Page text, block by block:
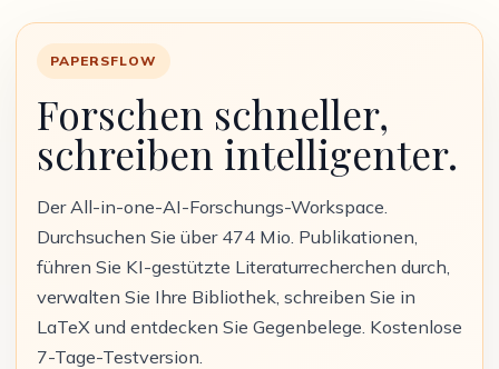
PAPERSFLOW
Forschen schneller,
schreiben intelligenter.
Der All-in-one-AI-Forschungs-Workspace.
Durchsuchen Sie über 474 Mio. Publikationen,
führen Sie KI-gestützte Literaturrecherchen durch,
verwalten Sie Ihre Bibliothek, schreiben Sie in
LaTeX und entdecken Sie Gegenbelege. Kostenlose
7-Tage-Testversion.